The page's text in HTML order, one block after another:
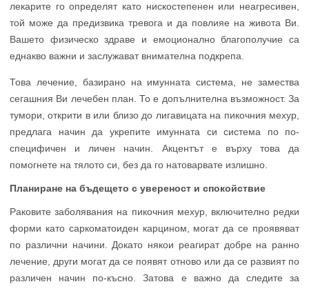
лекарите го определят като нискостепенен или неагресивен,
той може да предизвика тревога и да повлияе на живота Ви.
Вашето физическо здраве и емоционално благополучие са
еднакво важни и заслужават внимателна подкрепа.
Това лечение, базирано на имунната система, не замества
сегашния Ви лечебен план. То е допълнителна възможност. За
тумори, открити в или близо до лигавицата на пикочния мехур,
предлага начин да укрепите имунната си система по по-
специфичен и личен начин. Акцентът е върху това да
помогнете на тялото си, без да го натоварвате излишно.
Планиране на бъдещето с увереност и спокойствие
Раковите заболявания на пикочния мехур, включително редки
форми като саркоматоиден карцином, могат да се проявяват
по различни начини. Докато някои реагират добре на ранно
лечение, други могат да се появят отново или да се развият по
различен начин по-късно. Затова е важно да следите за